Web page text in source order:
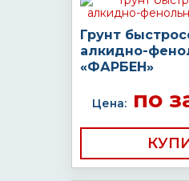
Грунт
алкидно-
«ФАРБЕН»
Цена:по